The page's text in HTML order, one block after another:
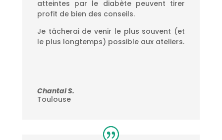
atteintes par le diabète peuvent tirer
profit de bien des conseils.
Je tâcherai de venir le plus souvent (et
le plus longtemps) possible aux ateliers.
Chantal S.
Toulouse